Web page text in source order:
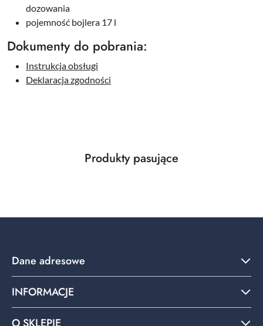
dozowania
pojemność bojlera 17 l
Dokumenty do pobrania:
Instrukcja obsługi
Deklaracja zgodności
Pomiń karuzelę produktów
Produkty
Produkty pasujące
Dane adresowe
INFORMACJE